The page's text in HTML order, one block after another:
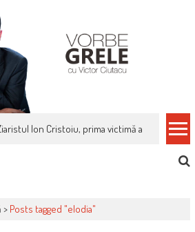
Ion Cristoiu, prima victimă a noi
> Posts tagged "elodia"